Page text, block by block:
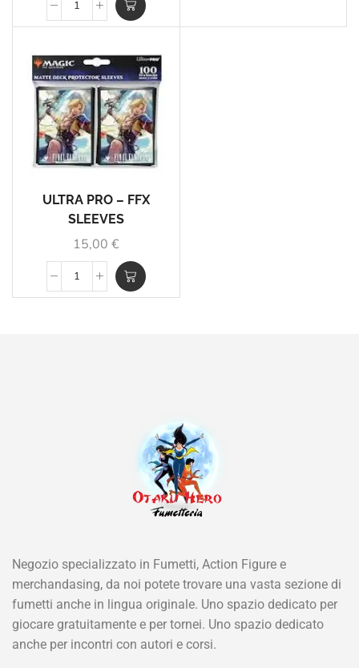
ULTRA PRO – FFX
SLEEVES
15,00 €
Negozio specializzato in Fumetti, Action Figure e
merchandasing, da noi potete trovare una vasta sezione di
fumetti anche in lingua originale. Uno spazio dedicato per
giocare gratuitamente e per tornei. Uno spazio dedicato
anche per incontri con autori e corsi.